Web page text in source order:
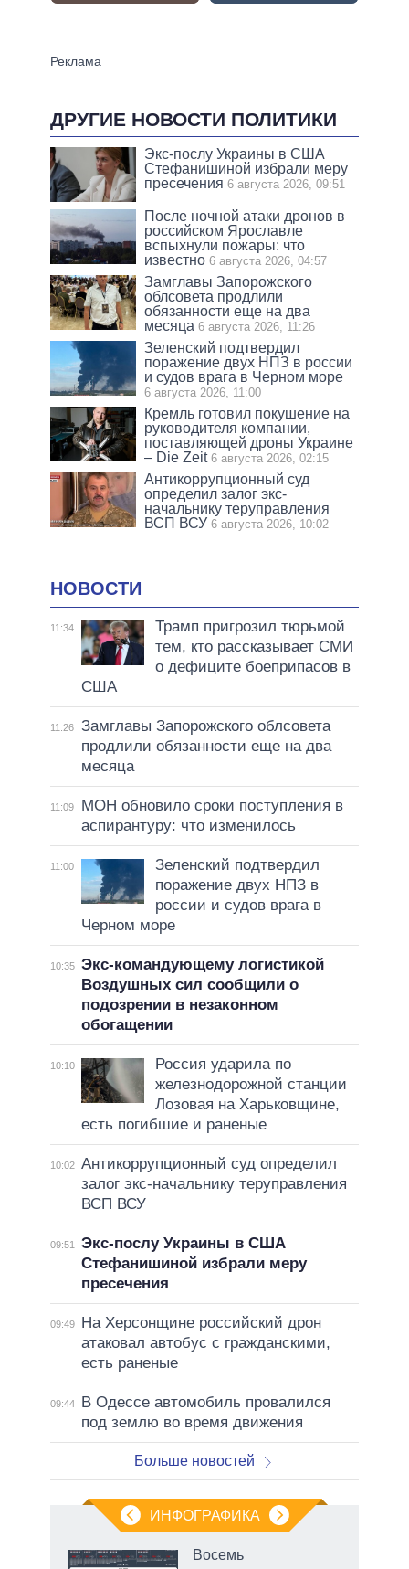
ДРУГИЕ НОВОСТИ ПОЛИТИКИ
Экс-послу Украины в США
Стефанишиной избрали меру
пресечения 6 августа 2026, 09:51
После ночной атаки дронов в
российском Ярославле
вспыхнули пожары: что
известно 6 августа 2026, 04:57
Замглавы Запорожского
облсовета продлили
обязанности еще на два
месяца 6 августа 2026, 11:26
Зеленский подтвердил
поражение двух НПЗ в россии
и судов врага в Черном море
6 августа 2026, 11:00
Кремль готовил покушение на
руководителя компании,
поставляющей дроны Украине
– Die Zeit 6 августа 2026, 02:15
Антикоррупционный суд
определил залог экс-
начальнику теруправления
ВСП ВСУ 6 августа 2026, 10:02
НОВОСТИ
11:34
Трамп пригрозил тюрьмой
тем, кто рассказывает СМИ
о дефиците боеприпасов в
США
11:26
Замглавы Запорожского облсовета
продлили обязанности еще на два
месяца
11:09
МОН обновило сроки поступления в
аспирантуру: что изменилось
11:00
Зеленский подтвердил
поражение двух НПЗ в
россии и судов врага в
Черном море
10:35 Экс-командующему логистикой
Воздушных сил сообщили о
подозрении в незаконном
обогащении
10:10
Россия ударила по
железнодорожной станции
Лозовая на Харьковщине,
есть погибшие и раненые
10:02 Антикоррупционный суд определил
залог экс-начальнику теруправления
ВСП ВСУ
09:51
Экс-послу Украины в США
Стефанишиной избрали меру
пресечения
09:49
На Херсонщине российский дрон
атаковал автобус с гражданскими,
есть раненые
09:44
В Одессе автомобиль провалился
под землю во время движения
Больше новостей
ИНФОГРАФИКА
Восемь